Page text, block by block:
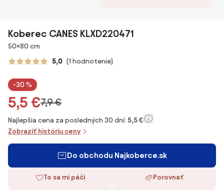
Koberec CANES KLXD220471
Rozmery
50×80 cm
5,0 (1 hodnotenie)
-30 %
5,5 €7,9 €
Najlepšia cena za posledných 30 dní: 5,5 €
Zobraziť históriu ceny
Do obchodu Najkoberce.sk
To sa mi páči Porovnať